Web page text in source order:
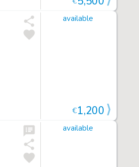
available
€1,200
available